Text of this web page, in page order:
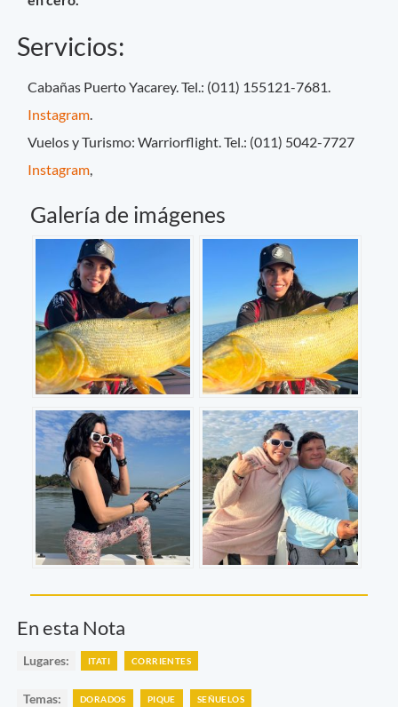
Servicios:
Cabañas Puerto Yacarey. Tel.: (011) 155121-7681.
Instagram
Vuelos y Turismo: Warriorflight. Tel.: (011) 5042-7727
Instagram
Galería de imágenes
En esta Nota
Lugares: ITATI CORRIENTES
Temas: DORADOS PIQUE SEÑUELOS